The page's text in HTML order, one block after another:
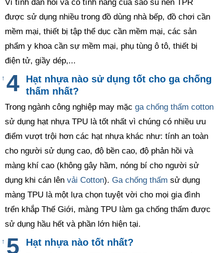
Vì tính đàn hồi và có tính năng của sao su nên TPR
được sử dụng nhiều trong đồ dùng nhà bếp, đồ chơi cần
mềm mại, thiết bị tập thể dục cần mềm mại, các sản
phẩm y khoa cần sự mềm mại, phụ tùng ô tô, thiết bị
điện tử, giầy dép,...
↑
Hạt nhựa nào sử dụng tốt cho ga chống
thấm nhất?
Trong ngành công nghiệp may mặc ga chống thấm cotton
sử dụng hạt nhựa TPU là tốt nhất vì chúng có nhiều ưu
điểm vượt trội hơn các hạt nhựa khác như: tính an toàn
cho người sử dụng cao, độ bền cao, độ phản hồi và
màng khí cao (không gây hầm, nóng bí cho người sử
dụng khi cán lên vải Cotton). Ga chống thấm sử dụng
màng TPU là một lựa chọn tuyệt vời cho mọi gia đình
trển khắp Thế Giới, màng TPU làm ga chống thấm được
sử dụng hầu hết và phần lớn hiện tại.
↑ Hạt nhựa nào tốt nhất?